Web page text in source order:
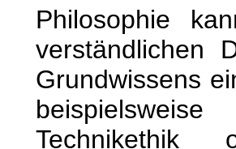
Philosophie
verständlichen
Grundwissens
Technikethik